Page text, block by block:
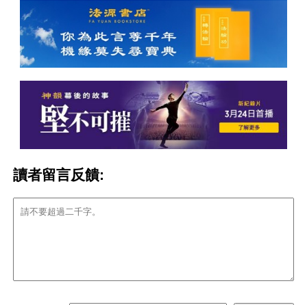
讀者留言反饋: